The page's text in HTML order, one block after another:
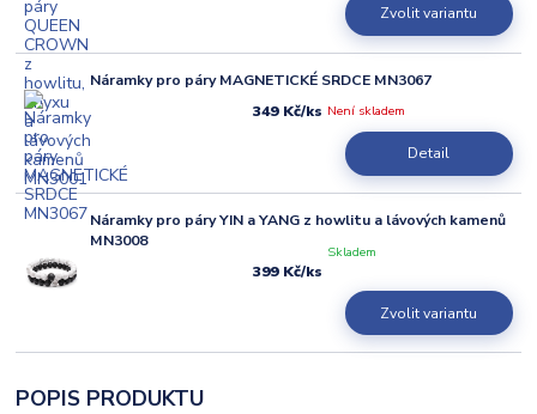
Zvolit variantu
Náramky pro páry MAGNETICKÉ SRDCE MN3067
349 Kč/ks Není skladem
Detail
Náramky pro páry YIN a YANG z howlitu a lávových kamenů
MN3008
399 Kč/ks
Skladem
Zvolit variantu
POPIS PRODUKTU